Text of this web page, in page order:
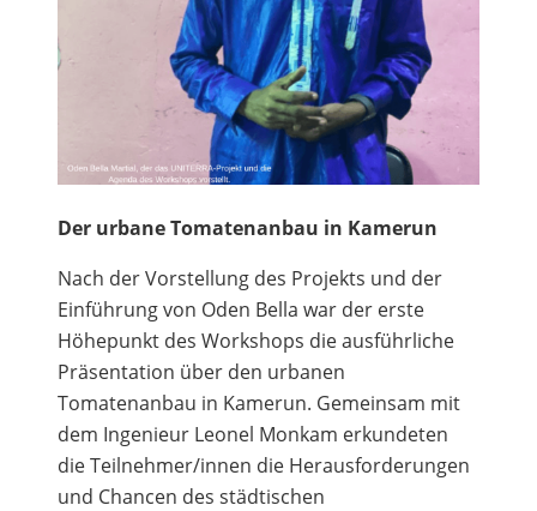
Der urbane Tomatenanbau in Kamerun
Nach der Vorstellung des Projekts und der
Einführung von Oden Bella war der erste
Höhepunkt des Workshops die ausführliche
Präsentation über den urbanen
Tomatenanbau in Kamerun. Gemeinsam mit
dem Ingenieur Leonel Monkam erkundeten
die Teilnehmer/innen die Herausforderungen
und Chancen des städtischen